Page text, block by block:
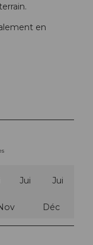
en
Jui Jui
Déc